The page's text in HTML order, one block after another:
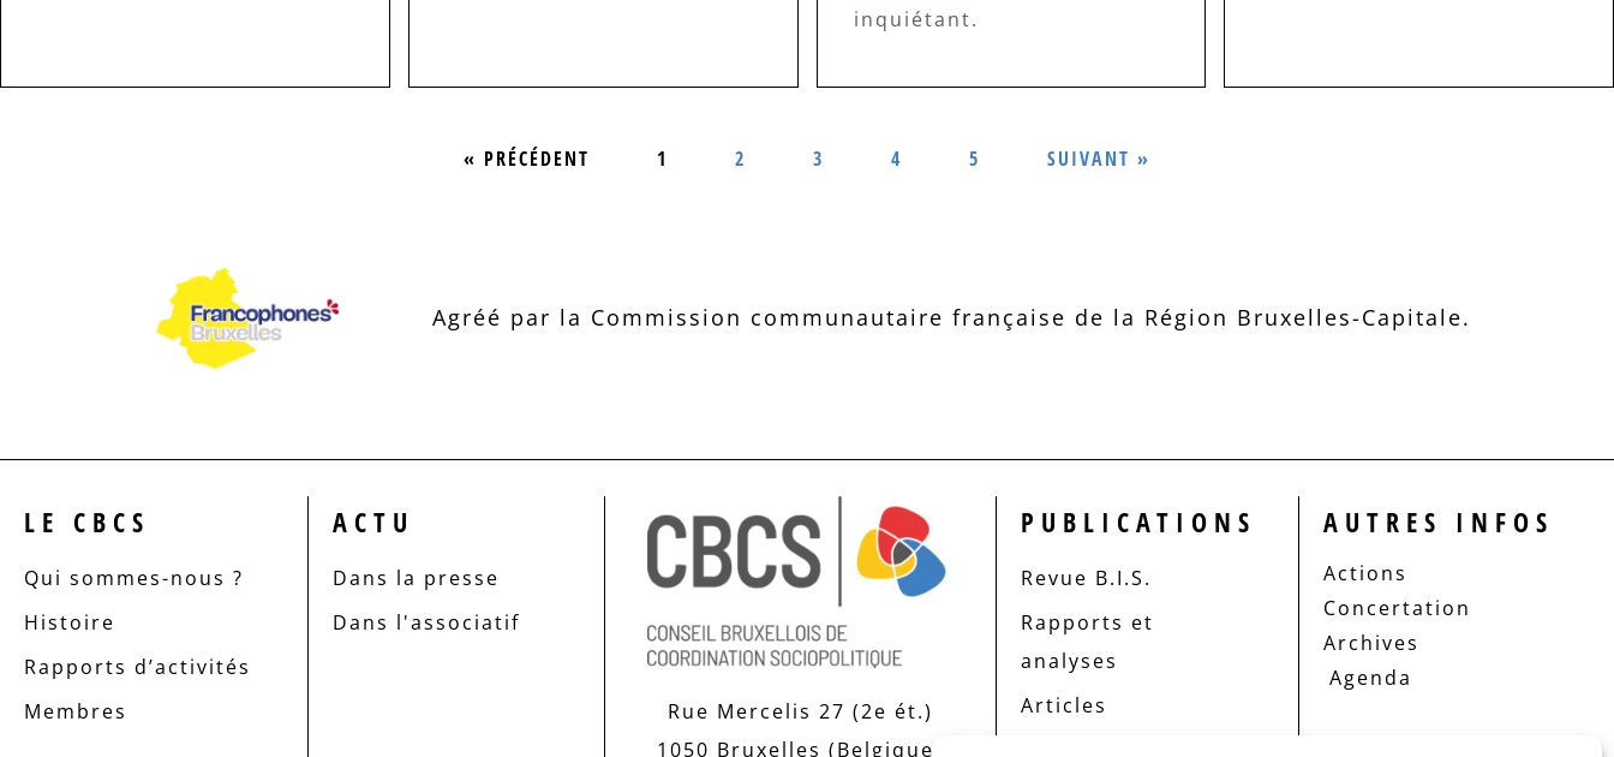
inquiétant.
« PRÉCÉDENT 1 2 3 4 5 SUIVANT »
Agréé par la Commission communautaire française de la Région Bruxelles-Capitale.
LE CBCS
Qui sommes-nous ?
Histoire
Rapports d’activités
Membres
ACTU
Dans la presse
Dans l'associatif
Rue Mercelis 27 (2e ét.)
1050 Bruxelles (Belgique)
PUBLICATIONS
Revue B.I.S.
Rapports et
analyses
Articles
AUTRES INFOS
Actions
Concertation
Archives
Agenda